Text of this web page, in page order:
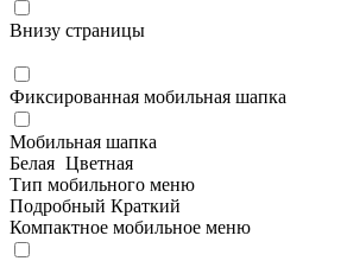
Внизу страницы
Фиксированная мобильная шапка
Мобильная шапка
Белая Цветная
Тип мобильного меню
Подробный Краткий
Компактное мобильное меню